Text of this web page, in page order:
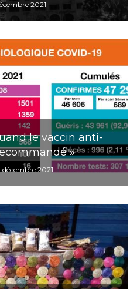
2021
le vaccin anti-
»
2021